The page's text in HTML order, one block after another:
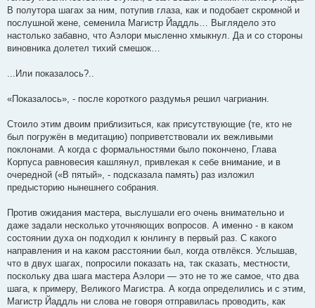
В полутора шагах за ним, потупив глаза, как и подобает скромной и
послушной жене, семенила Магистр Йаддль… Выглядело это
настолько забавно, что Аэлори мысленно хмыкнул. Да и со стороны
виновника долетел тихий смешок…
...Или показалось?..
«Показалось», - после короткого раздумья решил чагрианин.
Стоило этим двоим приблизиться, как присутствующие (те, кто не
был погружён в медитацию) поприветствовали их вежливыми
поклонами. А когда с формальностями было покончено, Глава
Корпуса равновесия кашлянул, привлекая к себе внимание, и в
очередной («В пятый», - подсказала память) раз изложил
предысторию нынешнего собрания.
Против ожидания мастера, выслушали его очень внимательно и
даже задали несколько уточняющих вопросов. А именно - в каком
состоянии духа он подходил к юнлингу в первый раз. С какого
направления и на каком расстоянии был, когда отвлёкся. Услышав,
что в двух шагах, попросили показать на, так сказать, местности,
поскольку два шага мастера Аэлори — это не то же самое, что два
шага, к примеру, Великого Магистра. А когда определились и с этим,
Магистр Йаддль ни слова не говоря отправилась проводить, как